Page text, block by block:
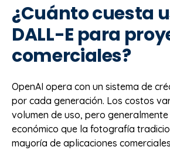
¿Cuánto cuesta
DALL-E para
comerciales?
OpenAI opera con un sistema de
por cada generación. Los costos
volumen de uso, pero
económico que la fotografía
mayoría de aplicaciones